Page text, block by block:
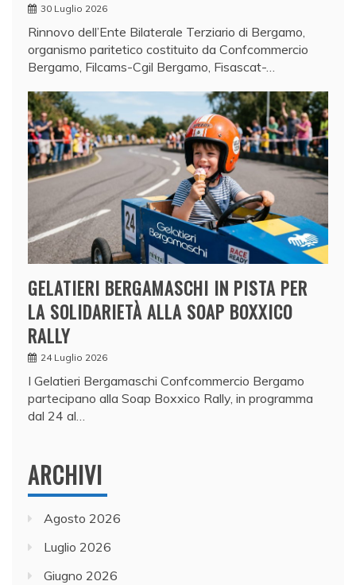
30 Luglio 2026
Rinnovo dell’Ente Bilaterale Terziario di Bergamo,
organismo paritetico costituito da Confcommercio
Bergamo, Filcams-Cgil Bergamo, Fisascat-…
GELATIERI BERGAMASCHI IN PISTA PER
LA SOLIDARIETÀ ALLA SOAP BOXXICO
RALLY
24 Luglio 2026
I Gelatieri Bergamaschi Confcommercio Bergamo
partecipano alla Soap Boxxico Rally, in programma
dal 24 al…
ARCHIVI
Agosto 2026
Luglio 2026
Giugno 2026